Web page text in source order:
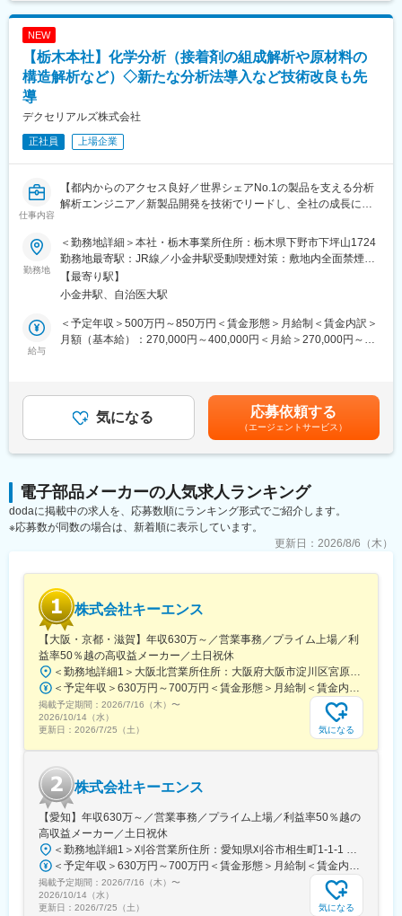
便性を高めることに貢献しています。
■扱うサービス
光学材料、接着材料、電子部品など当社世界トップシェア製品群
20名規模の知財部門で、1～2名のチーム体制。裁量を持って業務
推進可能です。
研究開発の初期段階から事業化まで関与でき、知財の専門性と事
業戦略への貢献力を高められます。幅広い知財業務や渉外対応も
■教育体制
入社後は経験・スキルに応じてサポート。社外研修や資格支援、
外部委員会活動への参加も積極的に支援します。
■就業環境
リモートワークやフレックスを活用しやすく、ワークライフバラ
入社直後は担当製品の知財実務からスタートし、5年後にはプロジ
ェクトリーダーや戦略立案・後輩指導も担当。将来的にはマネジ
メントまたは専門職のキャリアが選択可能です。
域を中心にお客さまのニーズや課題に応える機能性材料を開発し
提供してきました。製品の小型化や薄型化、視認性の向上など利
便性を高めることに貢献しています。今後も長年培ってきた独自
の技術、新たに生み出すテクノロジーを活かし、自動車、環境、
出し続けていきます。
変更の範囲：会社の定める業務
NEW
【栃木本社】化学分析（接着剤の組成解析や原材料の
構造解析など）◇新たな分析法導入など技術改良も先
導
デクセリアルズ株式会社
正社員 上場企業
仕事内容
【都内からのアクセス良好／世界シェアNo.1の製品を支える分析
解析エンジニア／新製品開発を技術でリードし、全社の成長に貢
■業務概要：
分析解析エンジニアとして新製品開発や既存製品の技術支援を担
っていただきます。分析依頼への迅速な対応や技術改良、新たな
分析手法の導入を通じて、全社の技術力向上を実現する役割で
す。社内外の関係者と連携し、課題解決に貢献します。
て解析を実施
・より高性能な分析手法を検討、導入し、技術改良や業務効率化
発の支援を強化
※実務主担当としてご活躍いただく想定です
造・販売における分析・解析業務
■業務の魅力：
現場の課題解決を通じて直接感謝されるやりがいと、技術改良を
リードできる成長環境が魅力です。世界トップシェアの製品を陰
で支える誇りも実感できます
■教育体制：
入社後は分析実務を担当しながら、より優れた分析手法の導入や
技術スキルの獲得・開発戦略立案まで、段階的に専門性を高めら
れます
■就業環境：
フレックスタイム制を積極活用する風土があり、平均残業10～20
時間／月。完全週休2日制、年間休日128日とワークライフバラン
スも充実
■キャリアパス：
分析分野のスペシャリストとしての成長はもちろん、将来的には
新規技術領域の戦略立案やチームリーディングにも携われます
勤務地
＜勤務地詳細＞本社・栃木事業所住所：栃木県下野市下坪山1724
勤務地最寄駅：JR線／小金井駅受動喫煙対策：敷地内全面禁煙変
更の範囲：会社の定める事業所（リモートワーク含む）
【最寄り駅】
小金井駅、自治医大駅
給与
＜予定年収＞500万円～850万円＜賃金形態＞月給制＜賃金内訳＞
月額（基本給）：270,000円～400,000円＜月給＞270,000円～
気になる 応募依頼する
（エージェントサービス）
電子部品メーカーの人気求人ランキング
dodaに掲載中の求人を、応募数順にランキング形式でご紹介します。
※応募数が同数の場合は、新着順に表示しています。
更新日： 2026/8/6（木）
株式会社キーエンス
【大阪・京都・滋賀】年収630万～／営業事務／プライム上場／利
益率50％越の高収益メーカー／土日祝休
＜勤務地詳細1＞大阪北営業所住所：大阪府大阪市淀川区宮原3-5-36 新大阪トラストタワー勤務地最寄駅：新大阪駅受動喫煙対策：敷地内喫煙可能場所あり＜勤務地詳細2＞京都営業所住所：京都府京都市下京区四条通室町東入函谷鉾町101 アーバンネット四条烏丸ビル受動喫煙対策：屋内全面禁煙＜勤務地詳細3＞滋賀営業所住所：滋賀県大津市中央2-2-6 受動喫煙対策：屋内全面禁煙変更の範囲：会社の定める事業所
＜予定年収＞630万円～700万円＜賃金形態＞月給制＜賃金内訳＞月額（基本給）：279,000円～281,000円＜月給＞279,000円～281,000円＜昇給有無＞有＜残業手当＞有＜給与補足＞上記は入社初年度の想定年収です。※月給の金額とは別で、残業代、業績賞与支給有り※賞与：年4回、昇給：年1～2回※経験・能力等を考慮の上、同社規定により待遇を決定します※年収は会社業績によって変動することがあります賃金はあくまでも目安の金額であり、選考を通じて上下する可能性があります。月給(月額)は固定手当を含めた表記です。
掲載予定期間： 2026/7/16（木） 〜
2026/10/14（水）
更新日： 2026/7/25（土） 気になる
株式会社キーエンス
【愛知】年収630万～／営業事務／プライム上場／利益率50％越の
高収益メーカー／土日祝休
＜勤務地詳細1＞刈谷営業所住所：愛知県刈谷市相生町1-1-1 アドバンス・スクエア刈谷勤務地最寄駅：JR線／刈谷駅受動喫煙対策：敷地内喫煙可能場所あり＜勤務地詳細2＞一宮営業所住所：愛知県一宮市本町2-2-2 JES一宮ビル勤務地最寄駅：JR線／尾張一宮駅受動喫煙対策：敷地内喫煙可能場所あり＜勤務地詳細3＞名古屋営業所住所：愛知県名古屋市中区錦2-4-15 ORE錦二丁目ビル勤務地最寄駅：丸の内駅受動喫煙対策：敷地内喫煙可能場所あり変更の範囲：会社の定める事業所
＜予定年収＞630万円～700万円＜賃金形態＞月給制＜賃金内訳＞月額（基本給）：279,000円～281,000円＜月給＞279,000円～281,000円＜昇給有無＞有＜残業手当＞有＜給与補足＞上記は入社初年度の想定年収です。※月給の金額とは別で、残業代、業績賞与支給有り※賞与：年4回、昇給：年1～2回※経験・能力等を考慮の上、同社規定により待遇を決定します※年収は会社業績によって変動することがあります賃金はあくまでも目安の金額であり、選考を通じて上下する可能性があります。月給(月額)は固定手当を含めた表記です。
掲載予定期間： 2026/7/16（木） 〜
2026/10/14（水）
更新日： 2026/7/25（土） 気になる